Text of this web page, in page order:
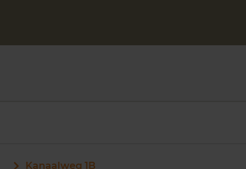
Kanaalweg 1B